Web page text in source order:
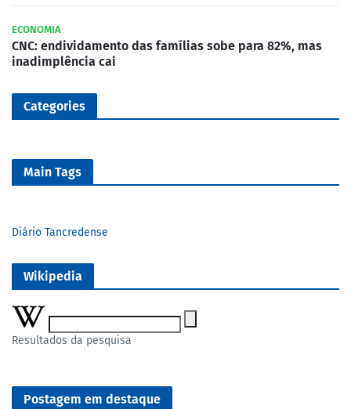
ECONOMIA
CNC: endividamento das famílias sobe para 82%, mas
inadimplência cai
Categories
Main Tags
Diário Tancredense
Wikipedia
Resultados da pesquisa
Postagem em destaque